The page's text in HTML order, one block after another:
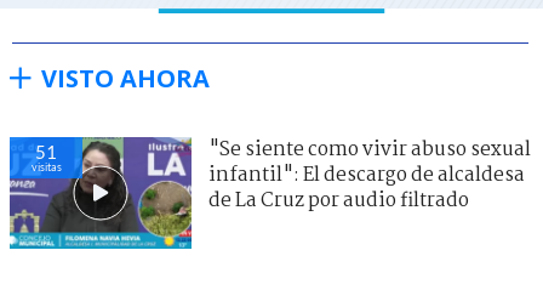
VISTO AHORA
51
visitas
"Se siente como vivir abuso sexual
infantil": El descargo de alcaldesa
de La Cruz por audio filtrado